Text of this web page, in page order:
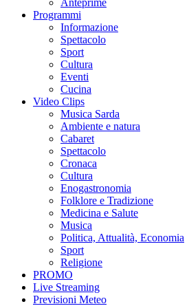
Anteprime
Programmi
Informazione
Spettacolo
Sport
Cultura
Eventi
Cucina
Video Clips
Musica Sarda
Ambiente e natura
Cabaret
Spettacolo
Cronaca
Cultura
Enogastronomia
Folklore e Tradizione
Medicina e Salute
Musica
Politica, Attualità, Economia
Sport
Religione
PROMO
Live Streaming
Previsioni Meteo